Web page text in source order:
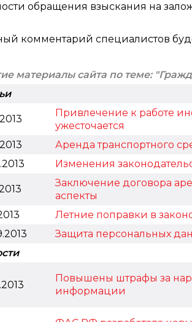
обращения взыскания на
комментарий специалистов
материалы сайта по теме:
Привлечение к работе
ужесточается
Аренда транспортного
Изменения
Заключение договора
аспекты
Летние поправки в
Защита персональных
Повышены штрафы за
информации